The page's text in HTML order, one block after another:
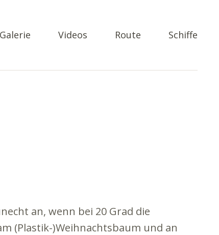
Galerie Videos Route Schiffe
an, wenn bei 20 Grad die
(Plastik-)Weihnachtsbaum und an